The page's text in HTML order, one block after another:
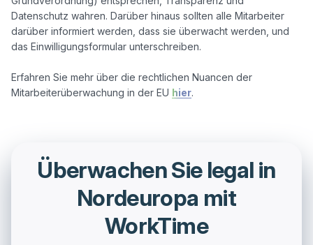
Datenschutz wahren. Darüber hinaus sollten alle Mitarbeiter
darüber informiert werden, dass sie überwacht werden, und
das Einwilligungsformular unterschreiben.
Erfahren Sie mehr über die rechtlichen Nuancen der
Mitarbeiterüberwachung in der EU hier
Überwachen Sie legal in
Nordeuropa mit
WorkTime